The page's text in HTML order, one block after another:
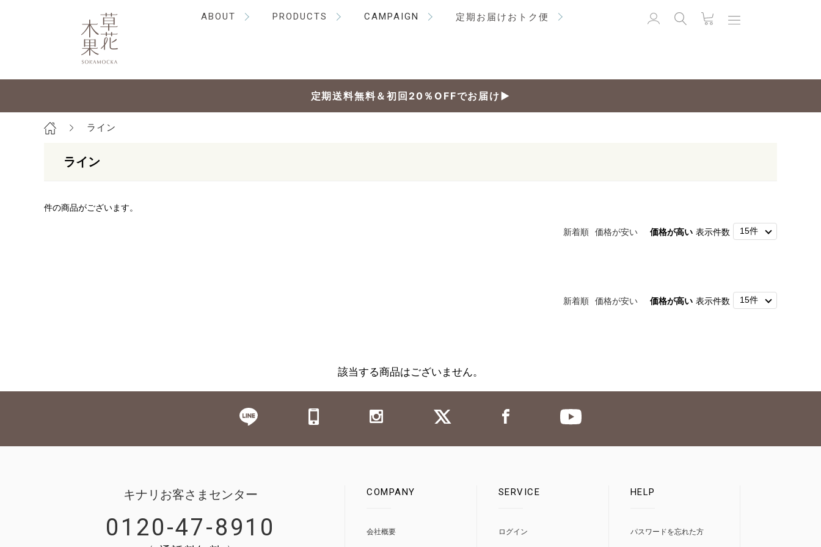
ABOUT PRODUCTS CAMPAIGN 定期お届けおトク便
定期送料無料＆初回20％OFFでお届け▶
ライン
ライン
件の商品がございます。
新着順 価格が安い 価格が高い 表示件数
新着順 価格が安い 価格が高い 表示件数
該当する商品はございません。
キナリお客さまセンター
0120-47-8910
COMPANY
会社概要
SERVICE
ログイン
HELP
パスワードを忘れた方